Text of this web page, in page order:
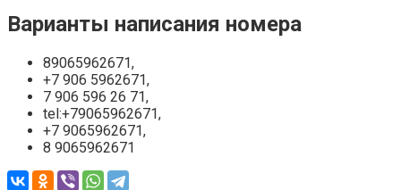
Варианты написания номера
89065962671,
+7 906 5962671,
7 906 596 26 71,
tel:+79065962671,
+7 9065962671,
8 9065962671